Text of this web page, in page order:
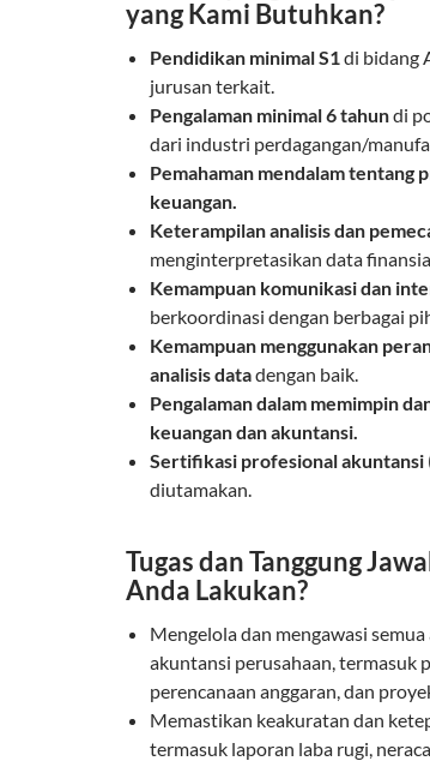
yang Kami Butuhkan?
Pendidikan minimal S1di bidang
jurusan terkait.
Pengalaman minimal 6 tahundi
dari industri perdagangan/
Pemahaman mendalam tentang
keuangan.
Keterampilan analisis dan
menginterpretasikan data
Kemampuan komunikasi dan
berkoordinasi dengan berbagai
Kemampuan menggunakan
analisis datadengan baik.
Pengalaman dalam memimpin
keuangan dan akuntansi.
Sertifikasi profesional akuntansi
diutamakan.
Tugas dan Tanggung
Anda Lakukan?
Mengelola dan mengawasi
akuntansi perusahaan, termasuk
perencanaan anggaran, dan
Memastikan keakuratan dan
termasuk laporan laba rugi,